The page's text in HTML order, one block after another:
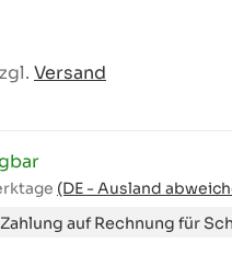
Versand
(DE - Ausland
auf Rechnung für